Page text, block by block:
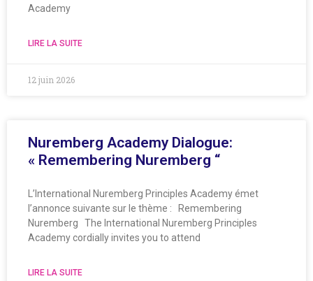
Academy
LIRE LA SUITE
12 juin 2026
Nuremberg Academy Dialogue:
« Remembering Nuremberg “
L’International Nuremberg Principles Academy émet
l’annonce suivante sur le thème : Remembering
Nuremberg The International Nuremberg Principles
Academy cordially invites you to attend
LIRE LA SUITE